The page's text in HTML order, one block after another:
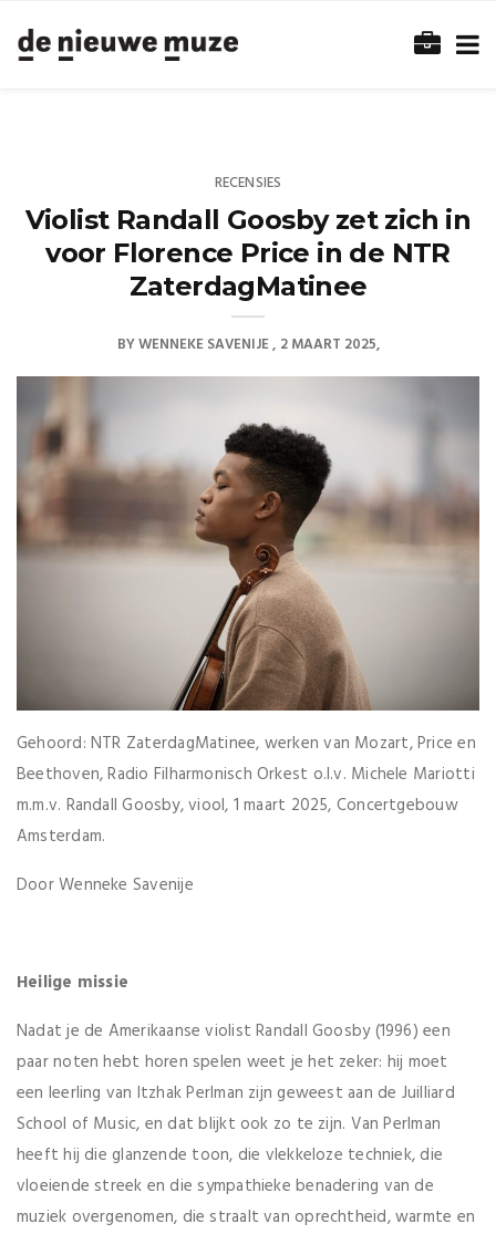
RECENSIES
Violist Randall Goosby zet zich in
voor Florence Price in de NTR
ZaterdagMatinee
BYWENNEKE SAVENIJE 2 MAART 2025
Gehoord: NTR ZaterdagMatinee, werken van Mozart, Price en
Beethoven, Radio Filharmonisch Orkest o.l.v. Michele Mariotti
m.m.v. Randall Goosby, viool, 1 maart 2025, Concertgebouw
Amsterdam.
Door Wenneke Savenije
Heilige missie
Nadat je de Amerikaanse violist Randall Goosby (1996) een
paar noten hebt horen spelen weet je het zeker: hij moet
een leerling van Itzhak Perlman zijn geweest aan de Juilliard
School of Music, en dat blijkt ook zo te zijn. Van Perlman
heeft hij die glanzende toon, die vlekkeloze techniek, die
vloeiende streek en die sympathieke benadering van de
muziek overgenomen, die straalt van oprechtheid, warmte en